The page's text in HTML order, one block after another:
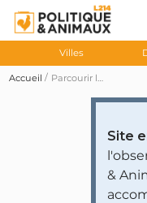
Villes
Accueil Parcourir les prises de position des personnalités et partis politiques
Site
&